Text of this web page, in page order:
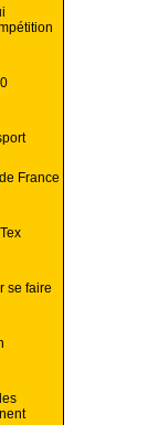
France
se faire